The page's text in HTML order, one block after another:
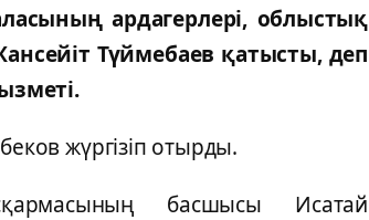
ардагерлері, облыстық
Түймебаев қатысты, деп
жүргізіп отырды.
басшысы Исатай